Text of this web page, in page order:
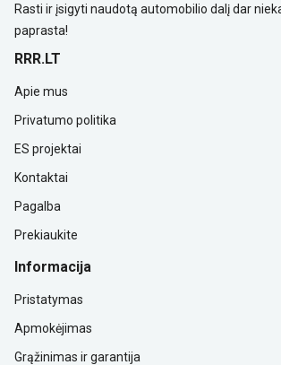
Rasti ir įsigyti naudotą automobilio dalį dar
paprasta!
RRR.LT
Apie mus
Privatumo politika
ES projektai
Kontaktai
Pagalba
Prekiaukite
Informacija
Pristatymas
Apmokėjimas
Grąžinimas ir garantija